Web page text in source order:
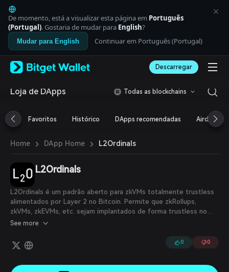
English
日本語
Tiếng Việt
Русский
Español (Latinoamérica)
Italiano
Deutsch
繁體中文
Português (Portugal)
ภาษาไทย
العربية
हिन्दी
Español
Português (Brasil)
Español (Argentina)
De momento, está a visualizar esta página em Português
(Portugal). Gostaria de mudar para English?
Mudar para English Continuar em Português (Portugal)
Descarregar
Loja de DApps Todas as blockchains
Favoritos Histórico DApps recomendadas Airdrop
Home › DApp Home › L2Ordinals
L2Ordinals
L2Ordinals é um padrão aberto para zkVMs totalmente trustless
alimentados por Layer 2 no Bitcoin. Permite que zkRollups,
zkVMs, zkEVMs, etc. sejam implantados de forma trustless no
Bitcoin. Compatível retroativamente com BRC-20, possibilita a
Pode ser usado para construir pontes trustless com Ethereum e
outras L1.
See more
0 0